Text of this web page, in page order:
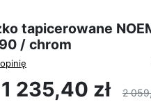
tapicerowane
/ chrom
1 235,40 zł 2